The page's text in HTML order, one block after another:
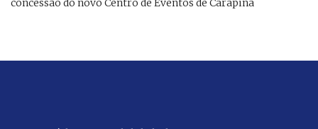
concessão do novo Centro de Eventos de Carapina